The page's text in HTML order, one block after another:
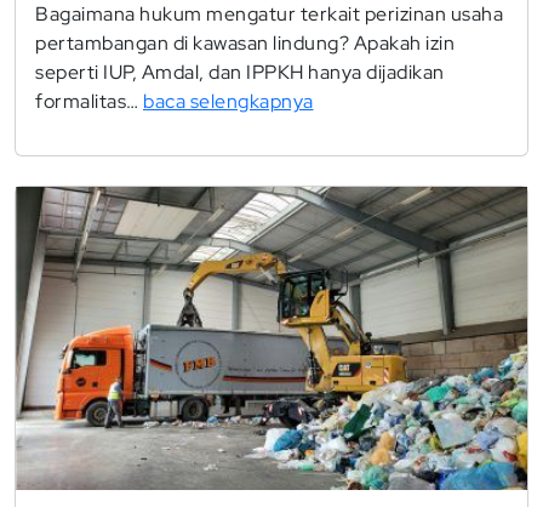
Bagaimana hukum mengatur terkait perizinan usaha
pertambangan di kawasan lindung? Apakah izin
seperti IUP, Amdal, dan IPPKH hanya dijadikan
formalitas… baca selengkapnya